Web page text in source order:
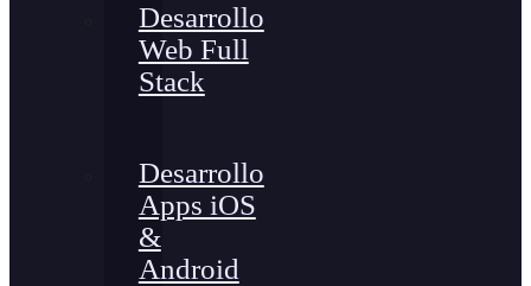
Desarrollo
Web Full
Stack
Desarrollo
Apps iOS
&
Android